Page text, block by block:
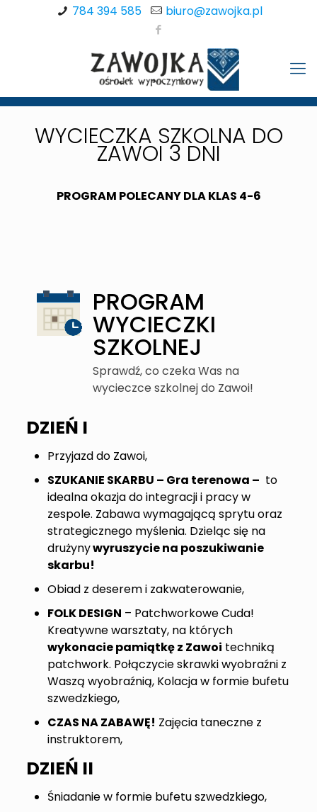
784 394 585 biuro@zawojka.pl
WYCIECZKA SZKOLNA DO
ZAWOI 3 DNI
PROGRAM POLECANY DLA KLAS 4-6
PROGRAM
WYCIECZKI
SZKOLNEJ
Sprawdź, co czeka Was na
wycieczce szkolnej do Zawoi!
DZIEŃ I
Przyjazd do Zawoi,
SZUKANIE SKARBU – Gra terenowa – to
idealna okazja do integracji i pracy w
zespole. Zabawa wymagającą sprytu oraz
strategicznego myślenia. Dzieląc się na
drużynywyruszycie na poszukiwanie
skarbu!
Obiad z deserem i zakwaterowanie,
FOLK DESIGN – Patchworkowe Cuda!
Kreatywne warsztaty, na których
wykonacie pamiątkę z Zawoi techniką
patchwork. Połączycie skrawki wyobraźni z
Waszą wyobraźnią, Kolacja w formie bufetu
szwedzkiego,
CZAS NA ZABAWĘ! Zajęcia taneczne z
instruktorem,
DZIEŃ II
Śniadanie w formie bufetu szwedzkiego,